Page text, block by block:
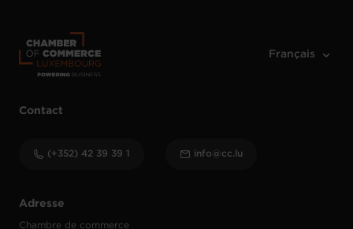
Adresse
Chambre de commerce
Contact
(+352) 42 39 39 1 info@cc.lu